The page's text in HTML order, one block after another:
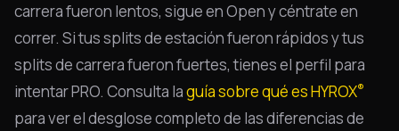
carrera fueron lentos, sigue en Open y céntrate en
correr. Si tus splits de estación fueron rápidos y tus
splits de carrera fueron fuertes, tienes el perfil para
intentar PRO. Consulta laguía sobre qué es HYROX®
para ver el desglose completo de las diferencias de